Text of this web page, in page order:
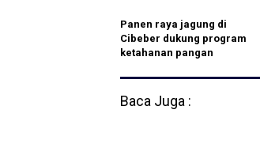
Panen raya jagung di
Cibeber dukung program
ketahanan pangan
Baca Juga :